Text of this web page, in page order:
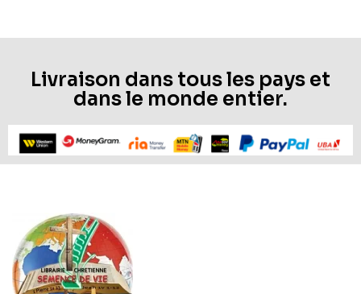
Livraison dans tous les pays et
dans le monde entier.